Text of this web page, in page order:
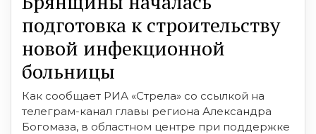
подготовка к строительству
новой инфекционной
больницы
Как сообщает РИА «Стрела» со ссылкой на
телеграм-канал главы региона Александра
Богомаза, в областном центре при поддержке